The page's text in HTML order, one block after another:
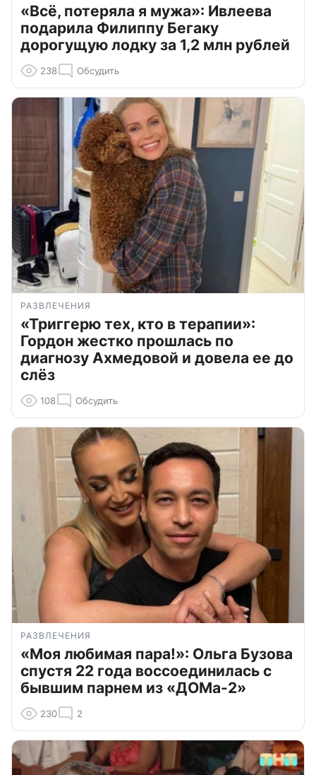
«Всё, потеряла я мужа»: Ивлеева
подарила Филиппу Бегаку
дорогущую лодку за 1,2 млн рублей
238 Обсудить
РАЗВЛЕЧЕНИЯ
«Триггерю тех, кто в терапии»:
Гордон жестко прошлась по
диагнозу Ахмедовой и довела ее до
слёз
108 Обсудить
РАЗВЛЕЧЕНИЯ
«Моя любимая пара!»: Ольга Бузова
спустя 22 года воссоединилась с
бывшим парнем из «ДОМа-2»
230 2